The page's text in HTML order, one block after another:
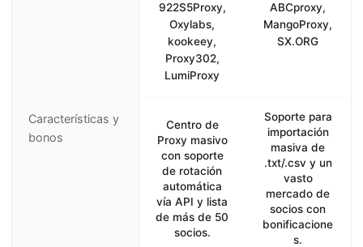
922S5Proxy,
Oxylabs,
kookeey,
Proxy302,
LumiProxy
ABCproxy,
MangoProxy,
SX.ORG
Características y
bonos
Centro de
Proxy masivo
con soporte
de rotación
automática
vía API y lista
de más de 50
socios.
Soporte para
importación
masiva de
.txt/.csv y un
vasto
mercado de
socios con
bonificacione
s.